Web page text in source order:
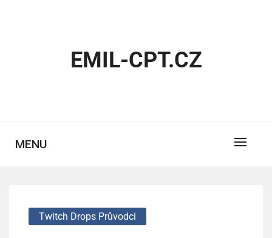
EMIL-CPT.CZ
MENU
Twitch Drops Průvodci